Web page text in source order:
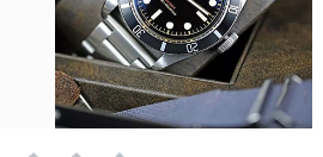
山东省枣庄市滕州市北辛路与善国路交叉口帝舵售后服务中心（需提前预约）
区金晶大道帝舵售后服务中心（需提前预约）
上海市黄浦区南京东路299号宏伊国际广场写字楼8层806室帝舵售后服务中心（需提前预约）
上海市徐汇区虹桥路3号港汇中心2座37层3705室帝舵售后服务中心（需提前预约）